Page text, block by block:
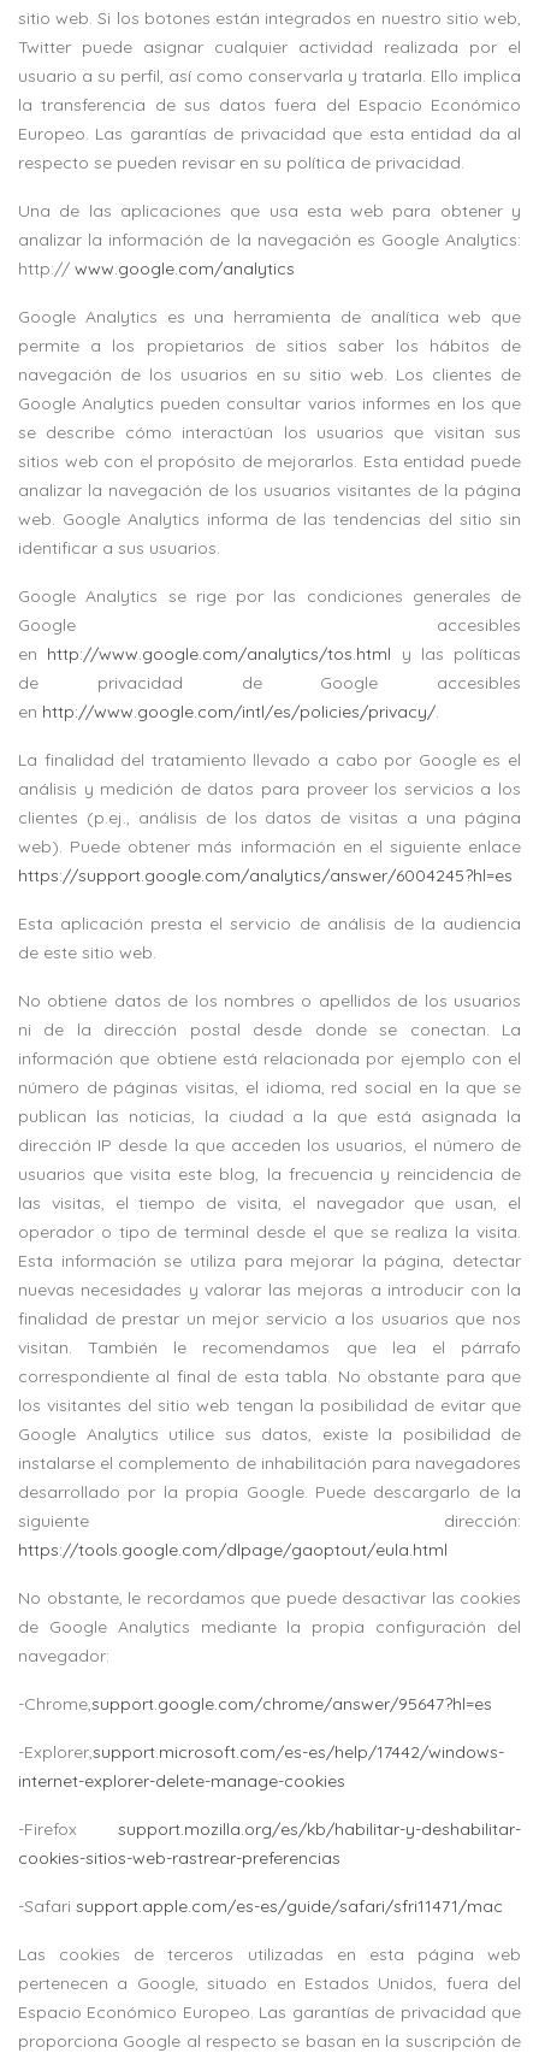
sitio web. Si los botones están integrados en nuestro sitio web,
Twitter puede asignar cualquier actividad realizada por el
usuario a su perfil, así como conservarla y tratarla. Ello implica
la transferencia de sus datos fuera del Espacio Económico
Europeo. Las garantías de privacidad que esta entidad da al
respecto se pueden revisar en su política de privacidad.
Una de las aplicaciones que usa esta web para obtener y
analizar la información de la navegación es Google Analytics:
http:// www.google.com/analytics
Google Analytics es una herramienta de analítica web que
permite a los propietarios de sitios saber los hábitos de
navegación de los usuarios en su sitio web. Los clientes de
Google Analytics pueden consultar varios informes en los que
se describe cómo interactúan los usuarios que visitan sus
sitios web con el propósito de mejorarlos. Esta entidad puede
analizar la navegación de los usuarios visitantes de la página
web. Google Analytics informa de las tendencias del sitio sin
identificar a sus usuarios.
Google Analytics se rige por las condiciones generales de
Google accesibles
en http://www.google.com/analytics/tos.html y las políticas
de privacidad de Google accesibles
en http://www.google.com/intl/es/policies/privacy/.
La finalidad del tratamiento llevado a cabo por Google es el
análisis y medición de datos para proveer los servicios a los
clientes (p.ej., análisis de los datos de visitas a una página
web). Puede obtener más información en el siguiente enlace
https://support.google.com/analytics/answer/6004245?hl=es
Esta aplicación presta el servicio de análisis de la audiencia
de este sitio web.
No obtiene datos de los nombres o apellidos de los usuarios
ni de la dirección postal desde donde se conectan. La
información que obtiene está relacionada por ejemplo con el
número de páginas visitas, el idioma, red social en la que se
publican las noticias, la ciudad a la que está asignada la
dirección IP desde la que acceden los usuarios, el número de
usuarios que visita este blog, la frecuencia y reincidencia de
las visitas, el tiempo de visita, el navegador que usan, el
operador o tipo de terminal desde el que se realiza la visita.
Esta información se utiliza para mejorar la página, detectar
nuevas necesidades y valorar las mejoras a introducir con la
finalidad de prestar un mejor servicio a los usuarios que nos
visitan. También le recomendamos que lea el párrafo
correspondiente al final de esta tabla. No obstante para que
los visitantes del sitio web tengan la posibilidad de evitar que
Google Analytics utilice sus datos, existe la posibilidad de
instalarse el complemento de inhabilitación para navegadores
desarrollado por la propia Google. Puede descargarlo de la
siguiente dirección:
https://tools.google.com/dlpage/gaoptout/eula.html
No obstante, le recordamos que puede desactivar las cookies
de Google Analytics mediante la propia configuración del
navegador:
-Chrome,support.google.com/chrome/answer/95647?hl=es
-Explorer,support.microsoft.com/es-es/help/17442/windows-
internet-explorer-delete-manage-cookies
-Firefox support.mozilla.org/es/kb/habilitar-y-deshabilitar-
cookies-sitios-web-rastrear-preferencias
-Safari support.apple.com/es-es/guide/safari/sfri11471/mac
Las cookies de terceros utilizadas en esta página web
pertenecen a Google, situado en Estados Unidos, fuera del
Espacio Económico Europeo. Las garantías de privacidad que
proporciona Google al respecto se basan en la suscripción de